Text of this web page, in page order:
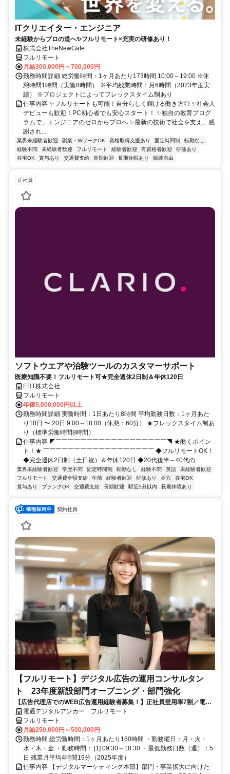
ITクリエイター・エンジニア
未経験からプロの道へ✨フルリモート×充実の研修あり！
株式会社TheNewGate
フルリモート
月給300,000円～700,000円
勤務時間詳細 総労働時間：1ヶ月あたり173時間 10:00～19:00 ※休
憩時間1時間（実働8時間） ※平均残業時間：月6時間（2023年度実
績） ※プロジェクトによってフレックスタイム制あり
仕事内容 ✨フルリモートも可能！自分らしく輝ける働き方◎ ✨社会人
デビューも歓迎！PC初心者でも安心スタート！ ✨独自の教育プログ
ラムで、エンジニアのゼロからプロへ ✨最新の技術で社会を支え、感
謝され...
業界未経験者歓迎 副業・WワークOK 資格取得支援あり 固定時間制
転勤なし
経験不問
未経験者歓迎 フルリモート 経験者歓迎 有資格者歓迎
研修あり
在宅OK
賞与あり 交通費支給 長期歓迎 長期休暇あり 服装自由
正社員
ソフトウエアや治験ツールのカスタマーサポート
医療知識不要！フルリモート可★完全週休2日制＆年休120日
ERT株式会社
フルリモート
年俸5,000,000円以上
勤務時間詳細 実働時間：1日あたり8時間 平均勤務日数：1ヶ月あた
り18日 〜 20日 9:00～18:00（休憩：60分） ★フレックスタイム制あ
り（標準労働時間8時間）
仕事内容 ◤￣￣￣￣￣￣￣￣￣￣￣￣￣￣￣￣￣￣◥ ★働くポイン
ト！★ ￣￣￣￣￣￣￣￣￣￣￣￣￣￣￣￣￣￣ ◆フルリモートOK！
◆完全週休2日制（土日祝）＆年休120日 ◆20代後半～40代の...
業界未経験者歓迎 学歴不問 固定時間制 転勤なし 経験不問 英語
未経験者歓迎
フルリモート
交通費全額支給 午前 経験者歓迎 研修あり 夕方
在宅OK
賞与あり
ブランクOK 交通費支給 長期歓迎 駅近5分以内 長期休暇あり
契約社員
【フルリモート】デジタル広告の運用コンサルタン
ト 23年度新設部門オープニング・部門強化
【広告代理店でのWEB広告運用経験者募集！】正社員登用率7割／電通
G／全国×完全在宅／年休126日・土日祝休み／残業月平均4時間19分
電通デジタルアンカー フルリモート
フルリモート
月給250,000円～500,000円
勤務時間 総労働時間：1ヶ月あたり160時間 ・勤務曜日：月・火・
水・木・金 ・勤務時間： [1] 09:30～18:30 ・最低勤務日数（週）：5
日 残業月平均4時間19分（2025年度）
仕事内容 【デジタルマーケティング本部】部門・事業拡大に向けた